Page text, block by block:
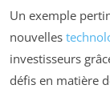
Un exemple
nouvelles
investisseurs
défis en matière